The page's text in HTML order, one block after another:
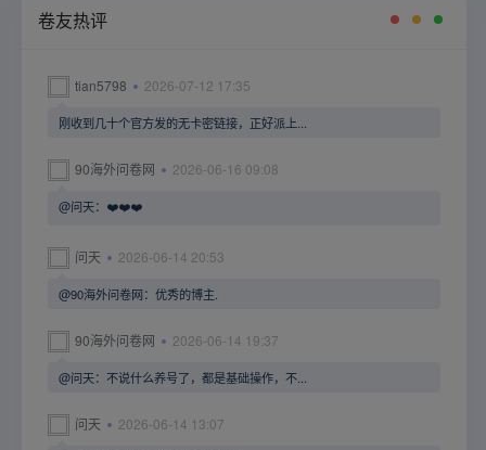
卷友热评
tian5798 2026-07-12 17:35
刚收到几十个官方发的无卡密链接，正好派上...
90海外问卷网 2026-06-16 09:08
@问天：❤️❤️❤️
问天 2026-06-14 20:53
@90海外问卷网：优秀的博主.
90海外问卷网 2026-06-14 19:37
@问天：不说什么养号了，都是基础操作，不...
问天 2026-06-14 13:07